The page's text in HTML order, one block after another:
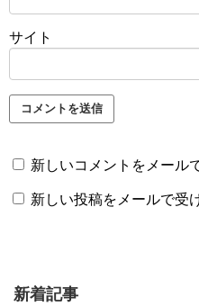
サイト
新しいコメントをメール
新しい投稿をメールで受
新着記事